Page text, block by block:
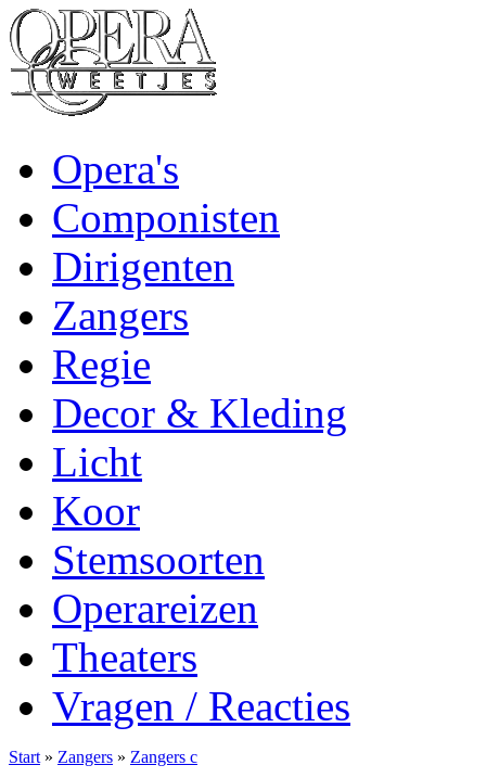
Opera's
Componisten
Dirigenten
Zangers
Regie
Decor & Kleding
Licht
Koor
Stemsoorten
Operareizen
Theaters
Vragen / Reacties
Start » Zangers » Zangers c